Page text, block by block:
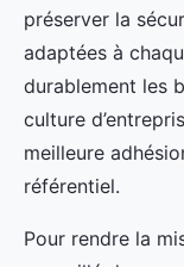
préserver la
adaptées à
durablement les
culture
meilleure
référentiel.
Pour rendre la